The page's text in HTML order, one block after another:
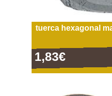
tuerca hexagonal
1,83€